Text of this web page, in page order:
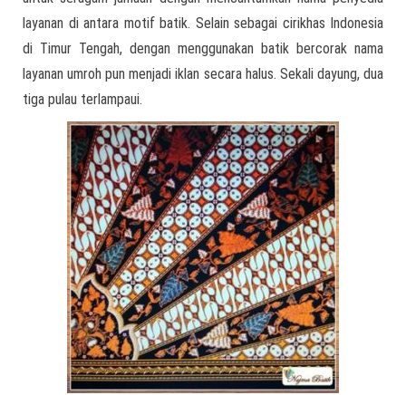
layanan di antara motif batik. Selain sebagai cirikhas Indonesia
di Timur Tengah, dengan menggunakan batik bercorak nama
layanan umroh pun menjadi iklan secara halus. Sekali dayung, dua
tiga pulau terlampaui.